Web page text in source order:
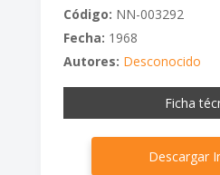
Código: NN-003292
Fecha: 1968
Autores: Desconocido
Ficha
Descargar